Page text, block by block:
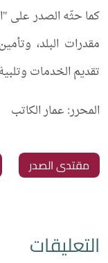
كما حثّه الصدر على
مقدرات البلد،
تقديم الخدمات
المحرر: عمار الكاتب
‏مقتدى الصدر
التعليقات